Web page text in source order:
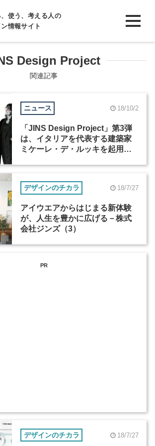
使う、考える人の
情報サイト
Design Project
関連記事
ニュース 18/10/2
「JINS Design Project」第3弾
は、イタリアを代表する建築家
ミケーレ・デ・ルッキを起用。
デザインのチカラ 18/7/27
アイウエアからはじまる新体験
が、人生を豊かに広げる－株式
会社ジンズ（3）
PR
デザインのチカラ 18/7/27